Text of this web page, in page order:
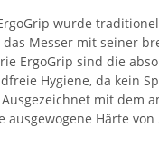
wurde
Messer mit seiner
ErgoGrip sind die
Hygiene, da kein
mit dem
Härte